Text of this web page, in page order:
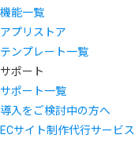
機能一覧
アプリストア
テンプレート一覧
サポート
サポート一覧
導入をご検討中の方へ
ECサイト制作代行サービス